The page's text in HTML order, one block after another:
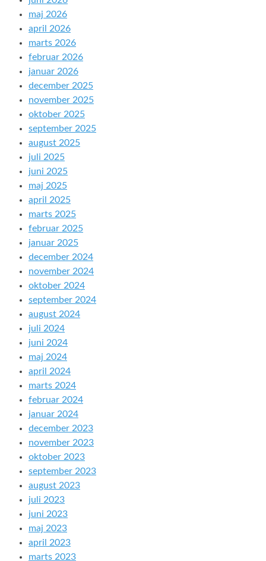
maj 2026
april 2026
marts 2026
februar 2026
januar 2026
december 2025
november 2025
oktober 2025
september 2025
august 2025
juli 2025
juni 2025
maj 2025
april 2025
marts 2025
februar 2025
januar 2025
december 2024
november 2024
oktober 2024
september 2024
august 2024
juli 2024
juni 2024
maj 2024
april 2024
marts 2024
februar 2024
januar 2024
december 2023
november 2023
oktober 2023
september 2023
august 2023
juli 2023
juni 2023
maj 2023
april 2023
marts 2023